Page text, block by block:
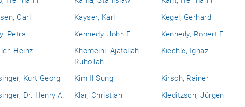
Carl Kayser, Karl
Kegel, Gerhard
Petra Kennedy, John F.
Kennedy, Robert F.
Heinz
Khomeini, Ajatollah
Ruhollah
Kiechle, Ignaz
Kurt Georg Kim Il Sung
Kirsch, Rainer
Dr. Henry A. Klar, Christian
Kleditzsch, Jürgen